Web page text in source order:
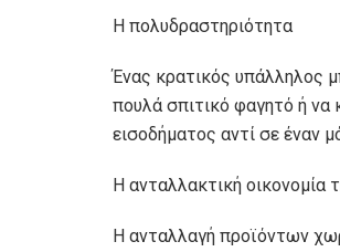
Η πολυδραστηριότητα
Ένας κρατικός υπάλληλος
πουλά σπιτικό φαγητό ή να
εισοδήματος αντί σε έναν
Η ανταλλακτική οικονομία
Η ανταλλαγή προϊόντων